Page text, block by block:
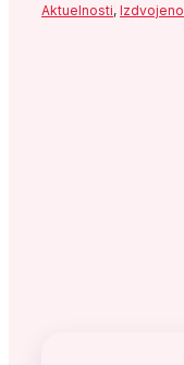
Aktuelnosti, Izdvojeno